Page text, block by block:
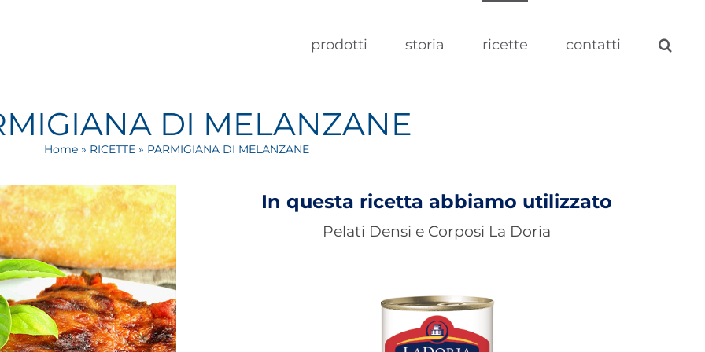
prodotti storia ricette contatti
DI MELANZANE
Home» RICETTE» PARMIGIANA DI MELANZANE
In questa ricetta abbiamo utilizzato
Pelati Densi e Corposi La Doria